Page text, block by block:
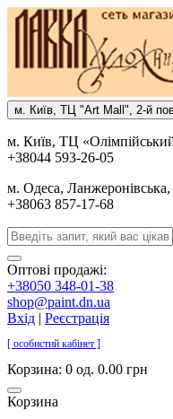
м. Киïв, ТЦ "Art Mall", 2-й
м. Киïв, ТЦ
+38044 593-26-05
м. Одеса, Ланжеронiвська,
+38063 857-17-68
Оптові продажі:
+38050 348-01-38
shop@paint.dn.ua
Вхід | Реєстрація
[ особистий кабінет ]
Корзина: 0 од. 0.00 грн
Корзина